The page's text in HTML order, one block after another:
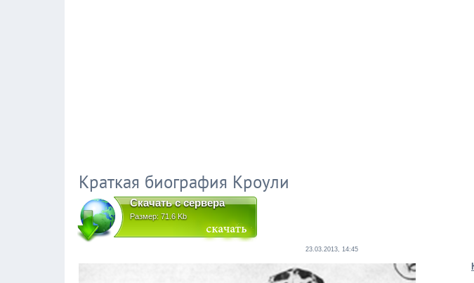
Краткая биография Кроули
Скачать с сервера
Размер: 71.6 Kb
23.03.2013, 14:45